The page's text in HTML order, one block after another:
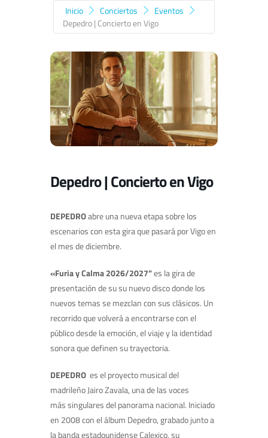
Inicio Conciertos
Eventos
Depedro | Concierto en Vigo
Depedro | Concierto en Vigo
DEPEDROabre una nueva etapa sobre los
escenarios con esta gira que pasará por Vigo en
el mes de diciembre.
«Furia y Calma 2026/2027”es la gira de
presentación de su su nuevo disco donde los
nuevos temas se mezclan con sus clásicos. Un
recorrido que volverá a encontrarse con el
público desde la emoción, el viaje y la identidad
sonora que definen su trayectoria.
DEPEDRO es el proyecto musical del
madrileño Jairo Zavala, una de las voces
más singulares del panorama nacional. Iniciado
en 2008 con el álbum Depedro, grabado junto a
la banda estadounidense Calexico, su